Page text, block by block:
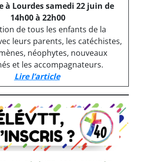
à Lourdes samedi 22 juin de
14h00 à 22h00
de tous les enfants de la
leurs parents, les catéchistes,
néophytes, nouveaux
et les accompagnateurs.
Lire l’article